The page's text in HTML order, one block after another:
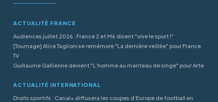
ACTUALITÉ FRANCE
Audiences juillet 2026 : France 2 et M6 disent "vive le sport !"
[Tournage] Alice Taglioni se remémore "La dernière veillée" pour France
TV
Guillaume Gallienne devient "L’homme au manteau de singe" pour Arte
ACTUALITÉ INTERNATIONAL
Droits sportifs : Canal+ diffusera les coupes d’Europe de football en